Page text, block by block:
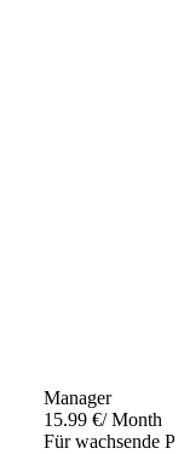
Manager
15.99 €/ Month
Für wachsende